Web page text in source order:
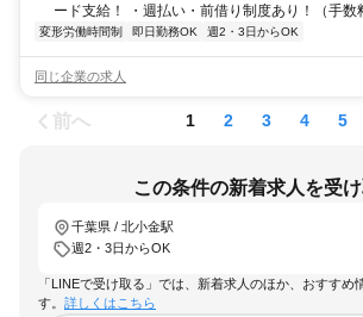
ード支給！ ・週払い・前借り制度あり！（手数
変形労働時間制 即日勤務OK 週2・3日からOK
同じ企業の求人
前へ 1 2 3 4 5
この条件の新着求人を受
千葉県 / 北小金駅
週2・3日からOK
「LINEで受け取る」では、新着求人のほか、おすすめ
す。 詳しくはこちら